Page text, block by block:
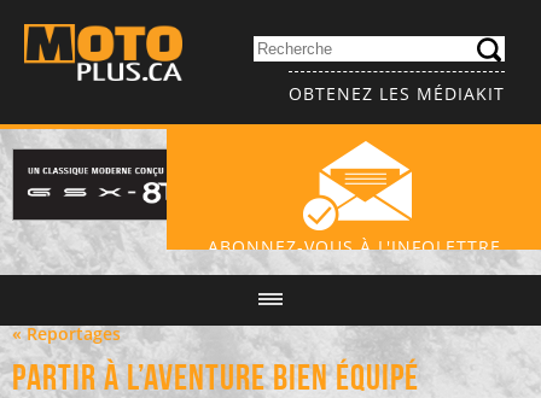
OBTENEZ LES MÉDIAKIT
ABONNEZ-VOUS À L'INFOLETTRE
« Reportages
Partir à l’aventure bien équipé